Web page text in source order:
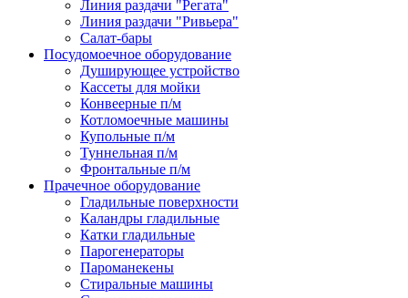
Линия раздачи "Регата"
Линия раздачи "Ривьера"
Салат-бары
Посудомоечное оборудование
Душирующее устройство
Кассеты для мойки
Конвеерные п/м
Котломоечные машины
Купольные п/м
Туннельная п/м
Фронтальные п/м
Прачечное оборудование
Гладильные поверхности
Каландры гладильные
Катки гладильные
Парогенераторы
Пароманекены
Стиральные машины